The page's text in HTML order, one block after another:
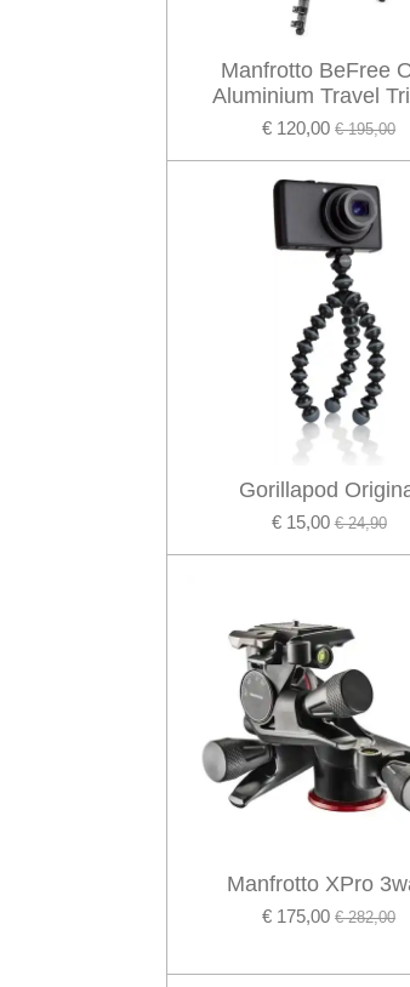
Manfrotto BeFree
Aluminium Travel
€ 120,00 € 195,00
Gorillapod
€ 15,00 € 24,90
Manfrotto XPro
€ 175,00 € 282,00